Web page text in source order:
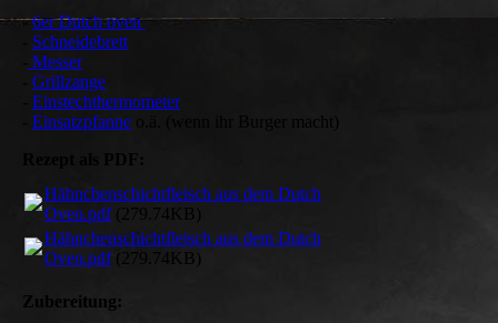
-6er Dutch oven
Schneidebrett
Messer
Grillzange
Einstechthermometer
Einsatzpfanne o.ä. (wenn ihr Burger macht)
Hähnchenschichtfleisch aus dem Dutch
Oven.pdf(279.74KB)
Hähnchenschichtfleisch aus dem Dutch
Oven.pdf(279.74KB)
Zubereitung: